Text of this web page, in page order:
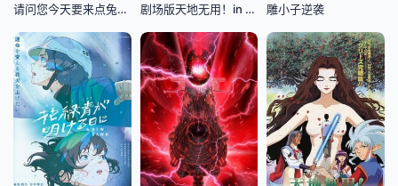
请问您今天要来点兔子吗 剧场版天地无用！in LOVE2：遥远的思念 雕小子逆袭